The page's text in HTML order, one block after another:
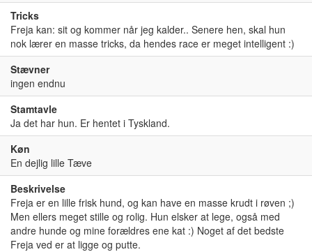
Tricks
Freja kan: sit og kommer når jeg kalder.. Senere hen, skal hun
nok lærer en masse tricks, da hendes race er meget intelligent :)
Stævner
ingen endnu
Stamtavle
Ja det har hun. Er hentet i Tyskland.
Køn
En dejlig lille Tæve
Beskrivelse
Freja er en lille frisk hund, og kan have en masse krudt i røven ;)
Men ellers meget stille og rolig. Hun elsker at lege, også med
andre hunde og mine forældres ene kat :) Noget af det bedste
Freja ved er at ligge og putte.